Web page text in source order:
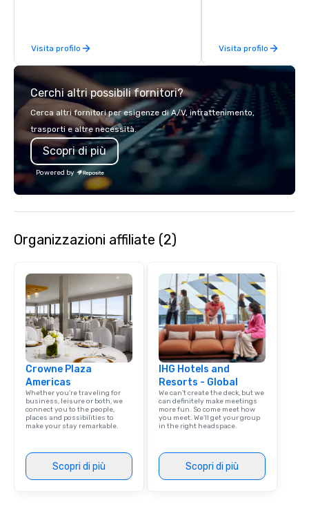
Visita profilo Visita profilo
Cerchi altri possibili fornitori?
Cerca altri fornitori per esigenze di A/V, intrattenimento,
trasporti e altre necessità.
Scopri di più
Powered by
Organizzazioni affiliate (2)
Crowne Plaza
Americas
Whether you’re traveling for
business, leisure or both, we
connect you to the people,
places and possibilities to
make your stay remarkable.
Scopri di più
IHG Hotels and
Resorts - Global
We can't create the deck, but we
can definitely make meetings
more fun. So come meet how
you meet. We'll get your group
in the right headspace.
Scopri di più